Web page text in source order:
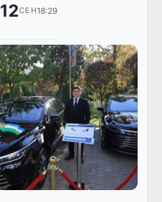
12СЕН18:29